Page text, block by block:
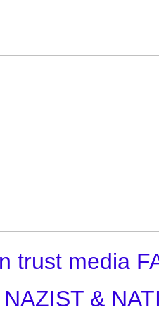
trust media
&